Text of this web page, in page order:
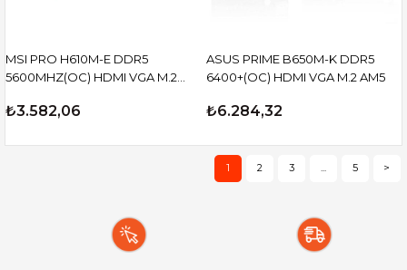
MSI PRO H610M-E DDR5
5600MHZ(OC) HDMI VGA M.2
₺3.582,06
ASUS PRIME B650M-K DDR5
6400+(OC) HDMI VGA M.2 AM5
₺6.284,32
1 2 3 ... 5 >